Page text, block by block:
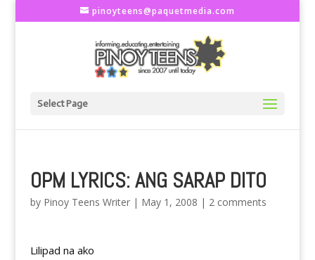
pinoyteens@paquetmedia.com
Select Page
OPM LYRICS: ANG SARAP DITO
by Pinoy Teens Writer| May 1, 2008 | 2 comments
Lilipad na ako